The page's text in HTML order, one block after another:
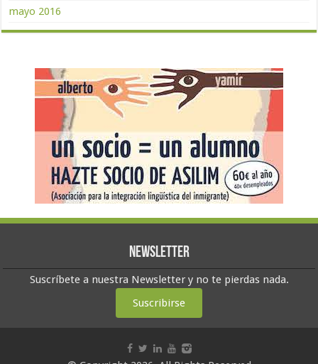
mayo 2016
Newsletter
Suscríbete a nuestra Newsletter y no te pierdas nada.
Suscribirse